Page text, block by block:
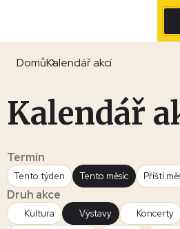
DomůKalendář akcí
Kalendář
Termín
Tento týden Tento měsíc Příští
Druh akce
Kultura Výstavy Koncerty